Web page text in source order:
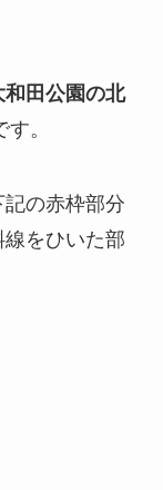
和田公園の北
。
の赤枠部分
をひいた部